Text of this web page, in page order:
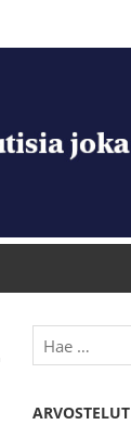
ARVOSTELUT